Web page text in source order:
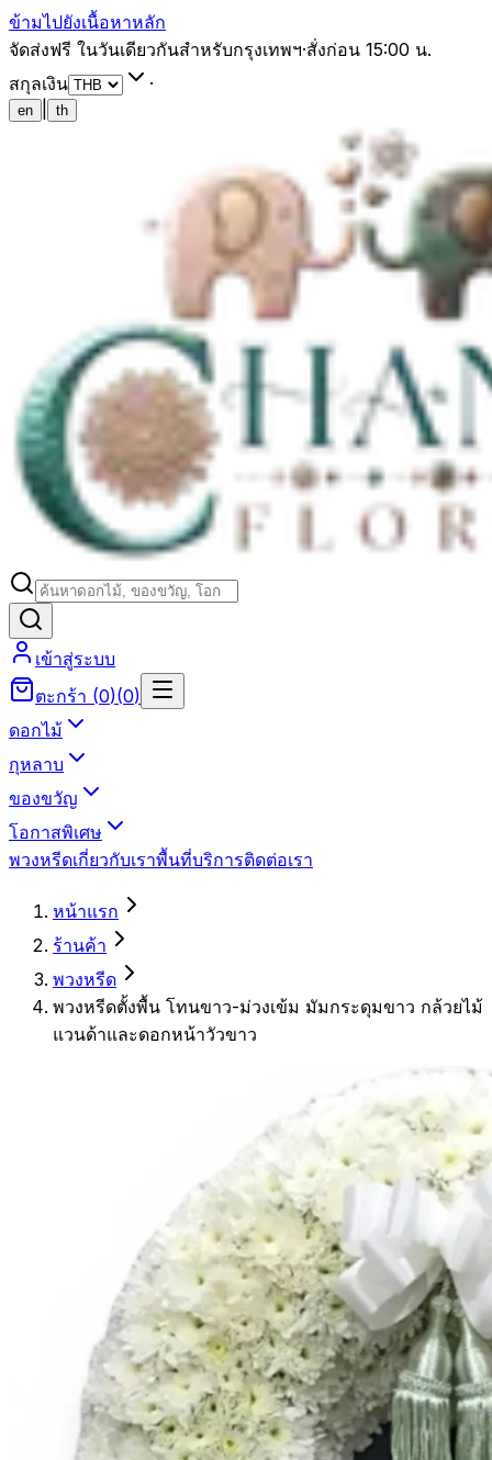
ข้ามไปยังเนื้อหาหลัก
จัดส่งฟรี ในวันเดียวกันสำหรับกรุงเทพฯ·สั่งก่อน 15:00 น.
สกุลเงิน
·
en th
เข้าสู่ระบบ
ตะกร้า (0)(0)
ดอกไม้
กุหลาบ
ของขวัญ
โอกาสพิเศษ
พวงหรีดเกี่ยวกับเราพื้นที่บริการติดต่อเรา
หน้าแรก
ร้านค้า
พวงหรีด
พวงหรีดตั้งพื้น โทนขาว-ม่วงเข้ม มัมกระดุมขาว กล้วยไม้
แวนด้าและดอกหน้าวัวขาว